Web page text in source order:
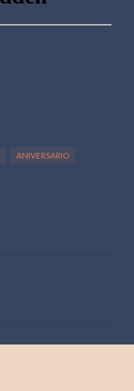
ANIVERSARIO